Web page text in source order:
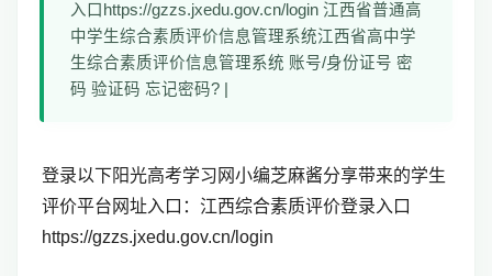
入口https://gzzs.jxedu.gov.cn/login 江西省普通高
中学生综合素质评价信息管理系统江西省高中学
生综合素质评价信息管理系统 账号/身份证号 密
码 验证码 忘记密码? |
登录以下阳光高考学习网小编芝麻酱分享带来的学生
评价平台网址入口： 江西综合素质评价登录入口
https://gzzs.jxedu.gov.cn/login